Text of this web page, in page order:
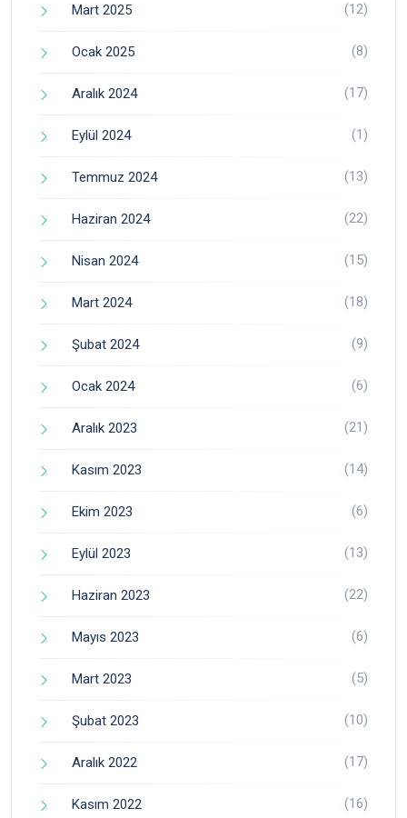
Mart 2025 (12)
Ocak 2025 (8)
Aralık 2024 (17)
Eylül 2024 (1)
Temmuz 2024 (13)
Haziran 2024 (22)
Nisan 2024 (15)
Mart 2024 (18)
Şubat 2024 (9)
Ocak 2024 (6)
Aralık 2023 (21)
Kasım 2023 (14)
Ekim 2023 (6)
Eylül 2023 (13)
Haziran 2023 (22)
Mayıs 2023 (6)
Mart 2023 (5)
Şubat 2023 (10)
Aralık 2022 (17)
Kasım 2022 (16)